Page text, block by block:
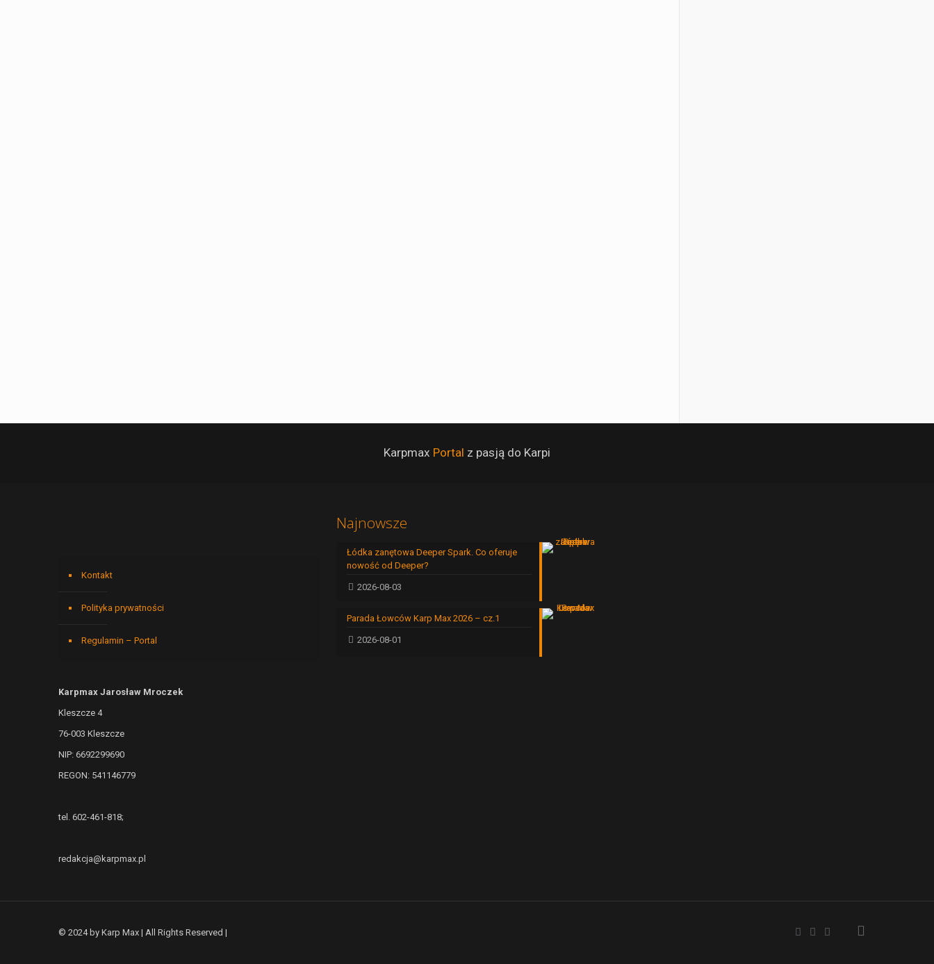
Karpmax Portal z pasją do Karpi
Kontakt
Polityka prywatności
Regulamin – Portal
Karpmax Jarosław Mroczek
Kleszcze 4
76-003 Kleszcze
NIP: 6692299690
REGON: 541146779
tel. 602-461-818;
redakcja@karpmax.pl
Najnowsze
Łódka zanętowa Deeper Spark. Co oferuje
nowość od Deeper?
2026-08-03
Parada Łowców Karp Max 2026 – cz.1
2026-08-01
© 2024 by Karp Max | All Rights Reserved |